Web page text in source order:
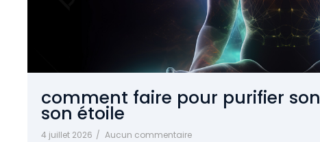
comment faire pour purifier
son étoile
4 juillet 2026 / Aucun commentaire